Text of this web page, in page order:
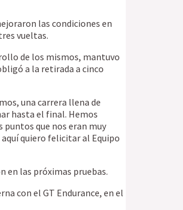
las condiciones en
vueltas.
de los mismos, mantuvo
a la retirada a cinco
una carrera llena de
hasta el final. Hemos
puntos que nos eran muy
quiero felicitar al Equipo
en las próximas pruebas.
con el GT Endurance, en el